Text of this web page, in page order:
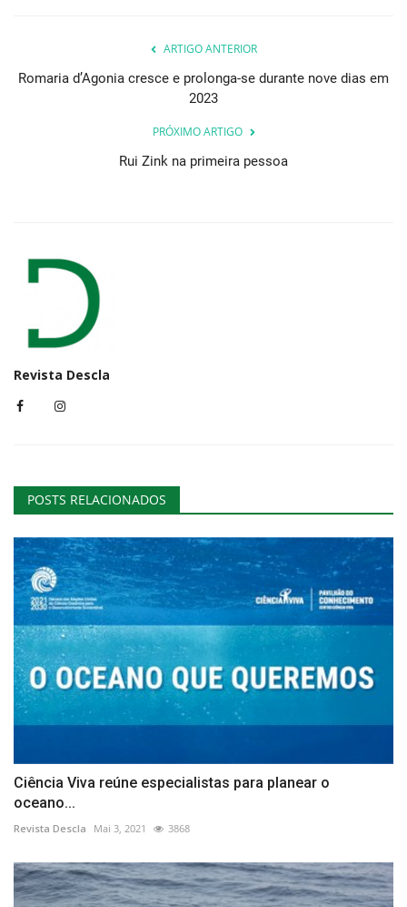
ARTIGO ANTERIOR
Romaria d’Agonia cresce e prolonga-se durante nove dias em
2023
PRÓXIMO ARTIGO
Rui Zink na primeira pessoa
Revista Descla
POSTS RELACIONADOS
Ciência Viva reúne especialistas para planear o
oceano...
Revista Descla Mai 3, 2021 3868